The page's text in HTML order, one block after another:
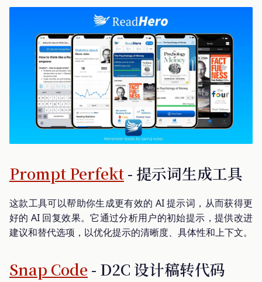
Prompt Perfekt- 提示词生成工具
这款工具可以帮助你生成更有效的 AI 提示词，从而获得更
好的 AI 回复效果。它通过分析用户的初始提示，提供改进
建议和替代选项，以优化提示的清晰度、具体性和上下文。
Snap Code - D2C 设计稿转代码